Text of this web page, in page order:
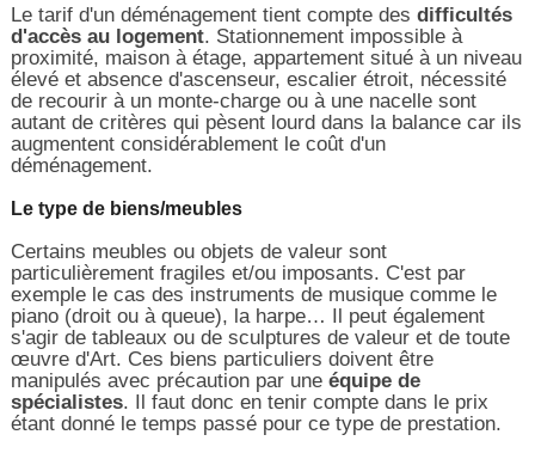
Le tarif d'un déménagement tient compte des difficultés
d'accès au logement. Stationnement impossible à
proximité, maison à étage, appartement situé à un niveau
élevé et absence d'ascenseur, escalier étroit, nécessité
de recourir à un monte-charge ou à une nacelle sont
autant de critères qui pèsent lourd dans la balance car ils
augmentent considérablement le coût d'un
déménagement.
Le type de biens/meubles
Certains meubles ou objets de valeur sont
particulièrement fragiles et/ou imposants. C'est par
exemple le cas des instruments de musique comme le
piano (droit ou à queue), la harpe… Il peut également
s'agir de tableaux ou de sculptures de valeur et de toute
œuvre d'Art. Ces biens particuliers doivent être
manipulés avec précaution par une équipe de
spécialistes. Il faut donc en tenir compte dans le prix
étant donné le temps passé pour ce type de prestation.